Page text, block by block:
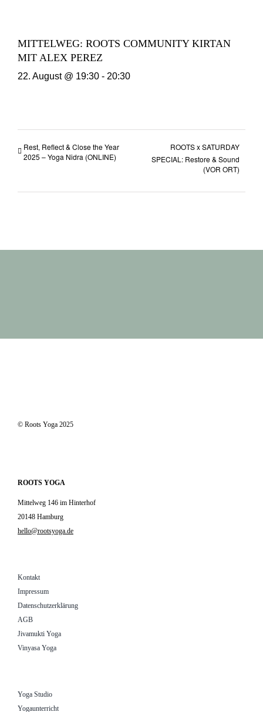
MITTELWEG: ROOTS COMMUNITY KIRTAN
MIT ALEX PEREZ
22. August @ 19:30 - 20:30
Rest, Reflect & Close the Year
2025 – Yoga Nidra (ONLINE)
ROOTS x SATURDAY
SPECIAL: Restore & Sound
(VOR ORT)
© Roots Yoga 2025
ROOTS YOGA
Mittelweg 146 im Hinterhof
20148 Hamburg
hello@rootsyoga.de
Kontakt
Impressum
Datenschutzerklärung
AGB
Jivamukti Yoga
Vinyasa Yoga
Yoga Studio
Yogaunterricht